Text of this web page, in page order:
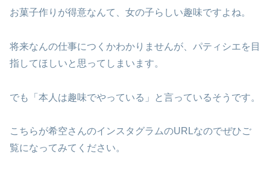
お菓子作りが得意なんて、女の子らしい趣味ですよね。
将来なんの仕事につくかわかりませんが、パティシエを目
指してほしいと思ってしまいます。
でも「本人は趣味でやっている」と言っているそうです。
こちらが希空さんのインスタグラムのURLなのでぜひご
覧になってみてください。